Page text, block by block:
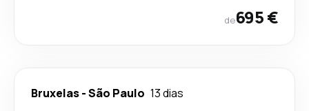
de695 €
Bruxelas-São Paulo 13 dias